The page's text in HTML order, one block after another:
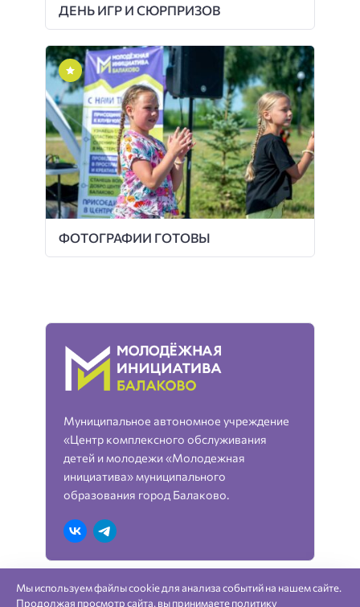
ДЕНЬ ИГР И СЮРПРИЗОВ
ФОТОГРАФИИ ГОТОВЫ
Муниципальное автономное учреждение
«Центр комплексного обслуживания
детей и молодежи «Молодежная
инициатива» муниципального
образования город Балаково.
«Молодежная инициатива» город Балаково —
Мы используем файлы cookie для анализа событий на нашем сайте.
Продолжая просмотр сайта, вы принимаетеполитику